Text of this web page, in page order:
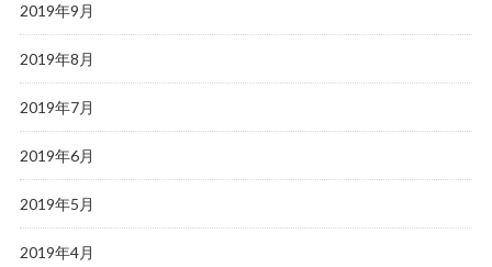
2019年9月
2019年8月
2019年7月
2019年6月
2019年5月
2019年4月